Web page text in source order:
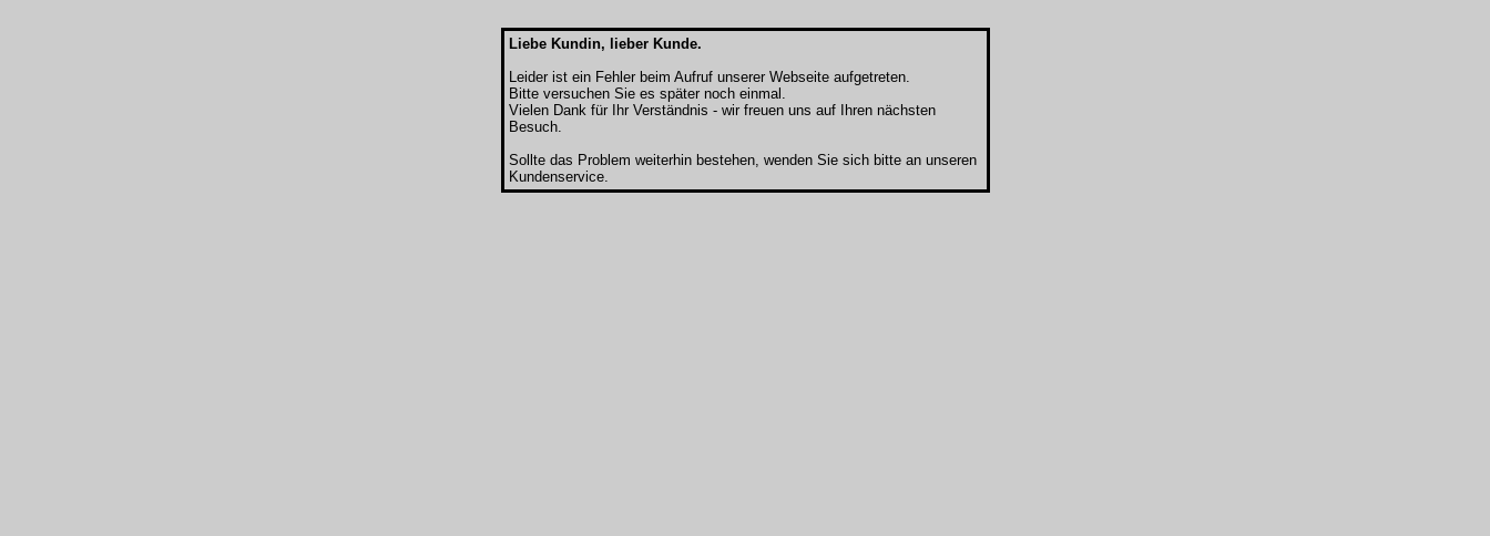
Liebe Kundin, lieber Kunde.
Leider ist ein Fehler beim Aufruf unserer Webseite aufgetreten.
Bitte versuchen Sie es später noch einmal.
Vielen Dank für Ihr Verständnis - wir freuen uns auf Ihren nächsten
Besuch.
Sollte das Problem weiterhin bestehen, wenden Sie sich bitte an unseren
Kundenservice.